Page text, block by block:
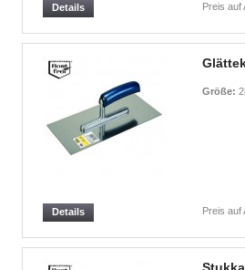
Preis auf
Details
Größe:
Preis auf
Details